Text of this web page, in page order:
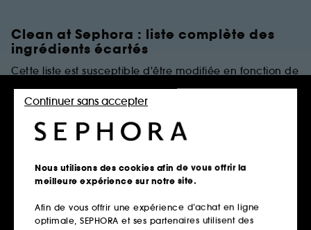
Clean at Sephora : liste complète des
ingrédients écartés
Cette liste est susceptible d'être modifiée en fonction de
PARFUMS
Règles de restrictions
Parfums Synthétiques
Nous utilisons des cookies afin de vous offrir la
meilleure expérience sur notre site.
Afin de vous offrir une expérience d’achat en ligne
optimale, SEPHORA et ses partenaires utilisent des
Continuer sans accepter